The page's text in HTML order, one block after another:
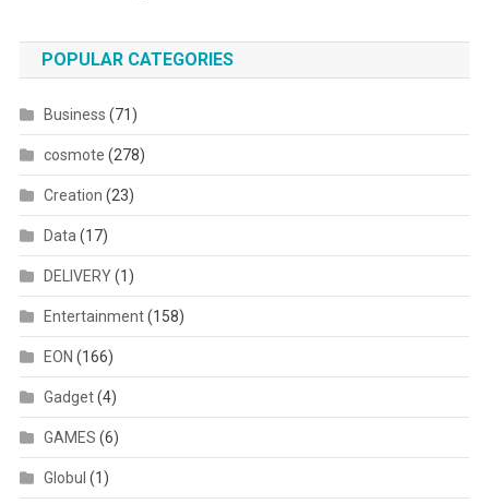
POPULAR CATEGORIES
Business (71)
cosmote (278)
Creation (23)
Data(17)
DELIVERY(1)
Entertainment(158)
EON (166)
Gadget(4)
GAMES (6)
Globul (1)